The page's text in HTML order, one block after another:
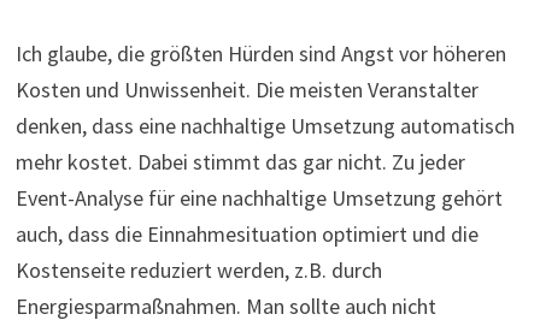
Ich glaube, die größten Hürden sind Angst vor höheren
Kosten und Unwissenheit. Die meisten Veranstalter
denken, dass eine nachhaltige Umsetzung automatisch
mehr kostet. Dabei stimmt das gar nicht. Zu jeder
Event-Analyse für eine nachhaltige Umsetzung gehört
auch, dass die Einnahmesituation optimiert und die
Kostenseite reduziert werden, z.B. durch
Energiesparmaßnahmen. Man sollte auch nicht